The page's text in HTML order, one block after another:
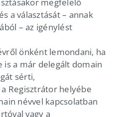
a választását – annak
– az igénylést
önként lemondani, ha
is a már delegált domain
sérti,
Regisztrátor helyébe
névvel kapcsolatban
vagy a